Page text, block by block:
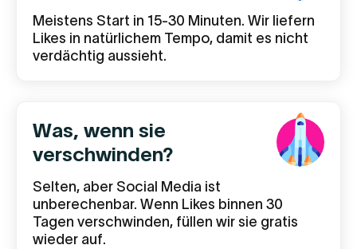
Meistens Start in 15-30 Minuten. Wir liefern
Likes in natürlichem Tempo, damit es nicht
verdächtig aussieht.
Was, wenn sie
verschwinden?
Selten, aber Social Media ist
unberechenbar. Wenn Likes binnen 30
Tagen verschwinden, füllen wir sie gratis
wieder auf.